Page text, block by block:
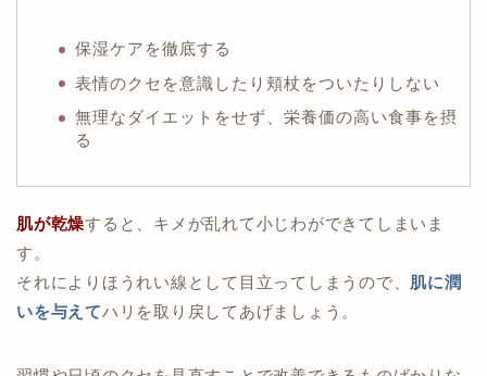
保湿ケアを徹底する
表情のクセを意識したり頬杖をついたりしない
無理なダイエットをせず、栄養価の高い食事を摂
る
肌が乾燥すると、キメが乱れて小じわができてしまいま
す。
それによりほうれい線として目立ってしまうので、 肌に潤
いを与えてハリを取り戻してあげましょう。